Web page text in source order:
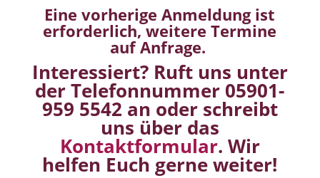
Eine vorherige Anmeldung ist
erforderlich, weitere Termine
auf Anfrage.
Interessiert? Ruft uns unter
der Telefonnummer 05901-
959 5542 an oder schreibt
uns über das
Kontaktformular. Wir
helfen Euch gerne weiter!